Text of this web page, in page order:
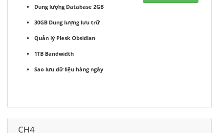
Dung lượng Database 2GB
30GB Dung lượng lưu trữ
Quản lý Plesk Obsidian
1TB Bandwidth
Sao lưu dữ liệu hàng ngày
CH4